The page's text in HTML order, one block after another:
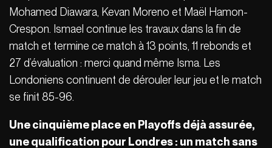
Mohamed Diawara, Kevan Moreno et Maël Hamon-
Crespon. Ismael continue les travaux dans la fin de
match et termine ce match à 13 points, 11 rebonds et
27 d’évaluation : merci quand même Isma. Les
Londoniens continuent de dérouler leur jeu et le match
se finit 85-96.
Une cinquième place en Playoffs déjà assurée,
une qualification pour Londres : un match sans